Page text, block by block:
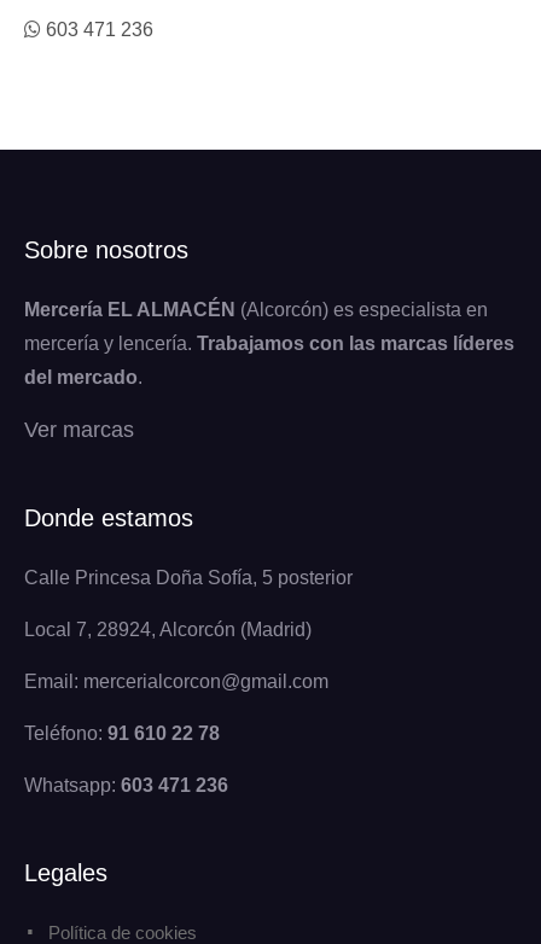
603 471 236
Sobre nosotros
Mercería EL ALMACÉN (Alcorcón) es especialista en
mercería y lencería. Trabajamos con las marcas líderes
del mercado.
Ver marcas
Donde estamos
Calle Princesa Doña Sofía, 5 posterior
Local 7, 28924, Alcorcón (Madrid)
Email: mercerialcorcon@gmail.com
Teléfono: 91 610 22 78
Whatsapp: 603 471 236
Legales
Política de cookies